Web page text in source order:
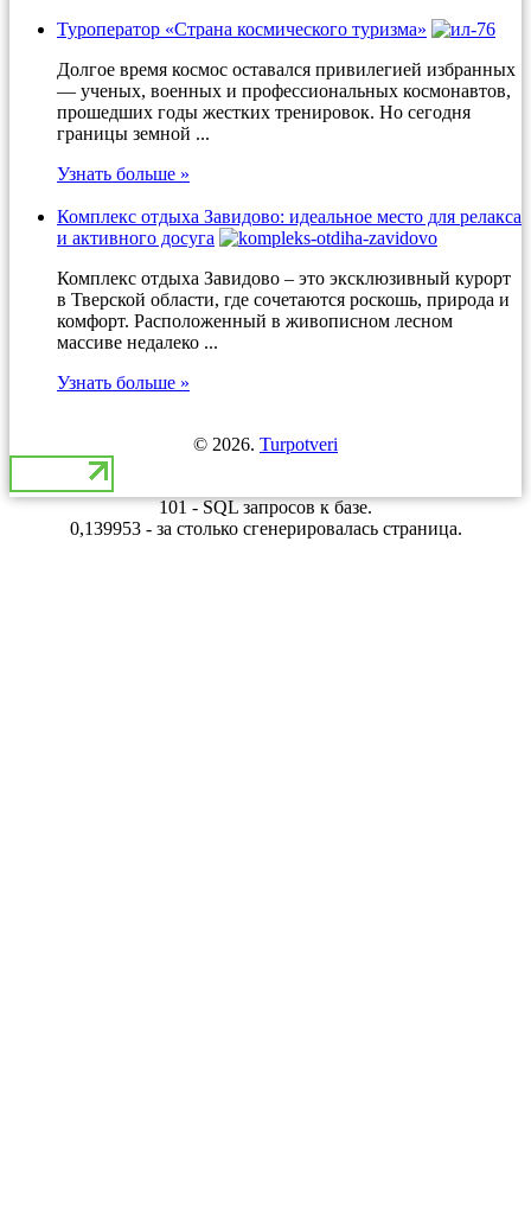
Туроператор «Страна космического туризма»
Долгое время космос оставался привилегией избранных
— ученых, военных и профессиональных космонавтов,
прошедших годы жестких тренировок. Но сегодня
границы земной ...
Узнать больше »
Комплекс отдыха Завидово: идеальное место для релакса
и активного досуга
Комплекс отдыха Завидово – это эксклюзивный курорт
в Тверской области, где сочетаются роскошь, природа и
комфорт. Расположенный в живописном лесном
массиве недалеко ...
Узнать больше »
© 2026. Turpotveri
101 - SQL запросов к базе.
0,139953 - за столько сгенерировалась страница.